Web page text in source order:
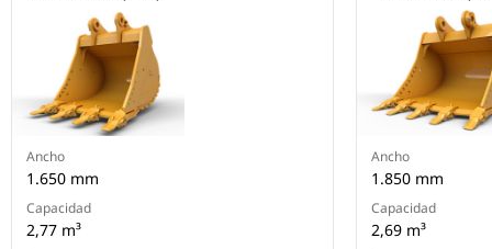
Ancho
1.650 mm
Capacidad
2,77 m³
Ancho
1.850 mm
Capacidad
2,69 m³